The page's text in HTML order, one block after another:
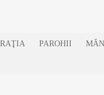
PAROHII